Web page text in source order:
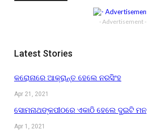
- Advertisement -
Latest Stories
କରୋନାରେ ଆକ୍ରାନ୍ତ ହେଲେ ନରସିଂହ
Apr 21, 2021
ସୋମନାଥଙ୍କପୀଠରେ ଏକାଠି ହେଲେ ଦୁଇଟି ମନ
Apr 1, 2021